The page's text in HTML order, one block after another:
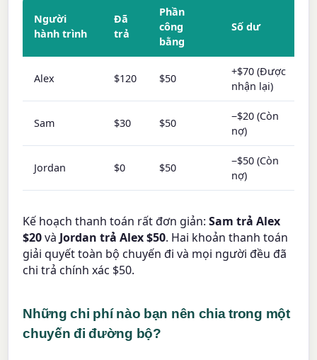
Người
hành trình
Đã
trả
Phần
công
bằng
Số dư
Alex $120 $50
+$70 (Được
nhận lại)
Sam $30 $50
−$20 (Còn
nợ)
Jordan $0 $50
−$50 (Còn
nợ)
Kế hoạch thanh toán rất đơn giản:Sam trả Alex
$20và Jordan trả Alex $50. Hai khoản thanh toán
giải quyết toàn bộ chuyến đi và mọi người đều đã
chi trả chính xác $50.
Những chi phí nào bạn nên chia trong một
chuyến đi đường bộ?